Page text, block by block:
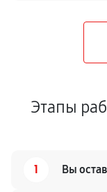
Этапы
1 Вы